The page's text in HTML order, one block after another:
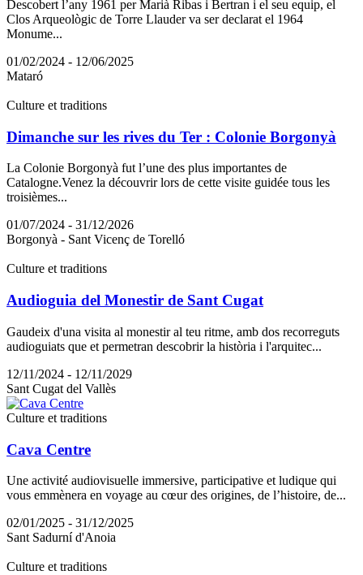
Descobert l’any 1961 per Marià Ribas i Bertran i el seu equip, el
Clos Arqueològic de Torre Llauder va ser declarat el 1964
Monume...
01/02/2024 - 12/06/2025
Mataró
Culture et traditions
Dimanche sur les rives du Ter : Colonie Borgonyà
La Colonie Borgonyà fut l’une des plus importantes de
Catalogne.Venez la découvrir lors de cette visite guidée tous les
troisièmes...
01/07/2024 - 31/12/2026
Borgonyà - Sant Vicenç de Torelló
Culture et traditions
Audioguia del Monestir de Sant Cugat
Gaudeix d'una visita al monestir al teu ritme, amb dos recorreguts
audioguiats que et permetran descobrir la història i l'arquitec...
12/11/2024 - 12/11/2029
Sant Cugat del Vallès
Culture et traditions
Cava Centre
Une activité audiovisuelle immersive, participative et ludique qui
vous emmènera en voyage au cœur des origines, de l’histoire, de...
02/01/2025 - 31/12/2025
Sant Sadurní d'Anoia
Culture et traditions